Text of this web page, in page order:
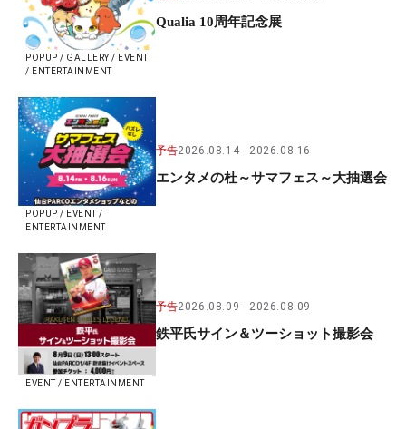
POPUP / GALLERY / EVENT
/ ENTERTAINMENT
Qualia 10周年記念展
POPUP / EVENT /
ENTERTAINMENT
予告2026.08.14 2026.08.16
エンタメの杜～サマフェス～大抽選会
EVENT / ENTERTAINMENT
予告2026.08.09 2026.08.09
鉄平氏サイン＆ツーショット撮影会